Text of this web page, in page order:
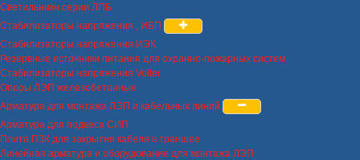
Светильники серии ЛПБ
Стабилизаторы напряжения , ИБП
Стабилизаторы напряжения ИЭК
Резервные источники питания для охранно-пожарных систем
Стабилизаторы напряжения Volter
Опоры ЛЭП железобетонные
Арматура для монтажа ЛЭП и кабельных линий
Арматура для подвеса СИП
Плита ПЗК для закрытия кабеля в траншее
Линейная арматура и оборудование для монтажа ЛЭП